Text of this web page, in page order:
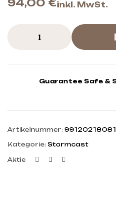
94,00 €inkl. MwSt.
Guarantee Safe &
Artikelnummer: 99120218081
Kategorie: Stormcast
Aktie Facebook
Twitter